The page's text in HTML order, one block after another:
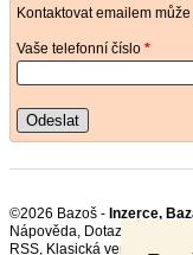
Kontaktovat emailem
Vaše telefonní číslo *
Odeslat
©2026 Bazoš - Inzerce,
Nápověda, Dotazy
RSS,